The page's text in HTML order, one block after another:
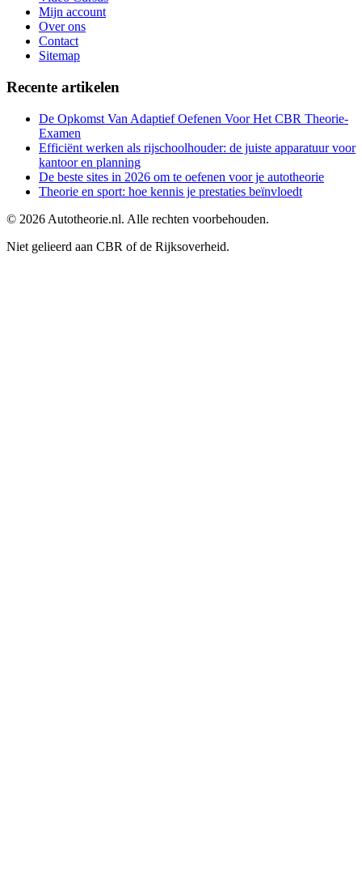
Mijn account
Over ons
Contact
Sitemap
Recente artikelen
De Opkomst Van Adaptief Oefenen Voor Het CBR Theorie-
Examen
Efficiënt werken als rijschoolhouder: de juiste apparatuur voor
kantoor en planning
De beste sites in 2026 om te oefenen voor je autotheorie
Theorie en sport: hoe kennis je prestaties beïnvloedt
© 2026 Autotheorie.nl. Alle rechten voorbehouden.
Niet gelieerd aan CBR of de Rijksoverheid.